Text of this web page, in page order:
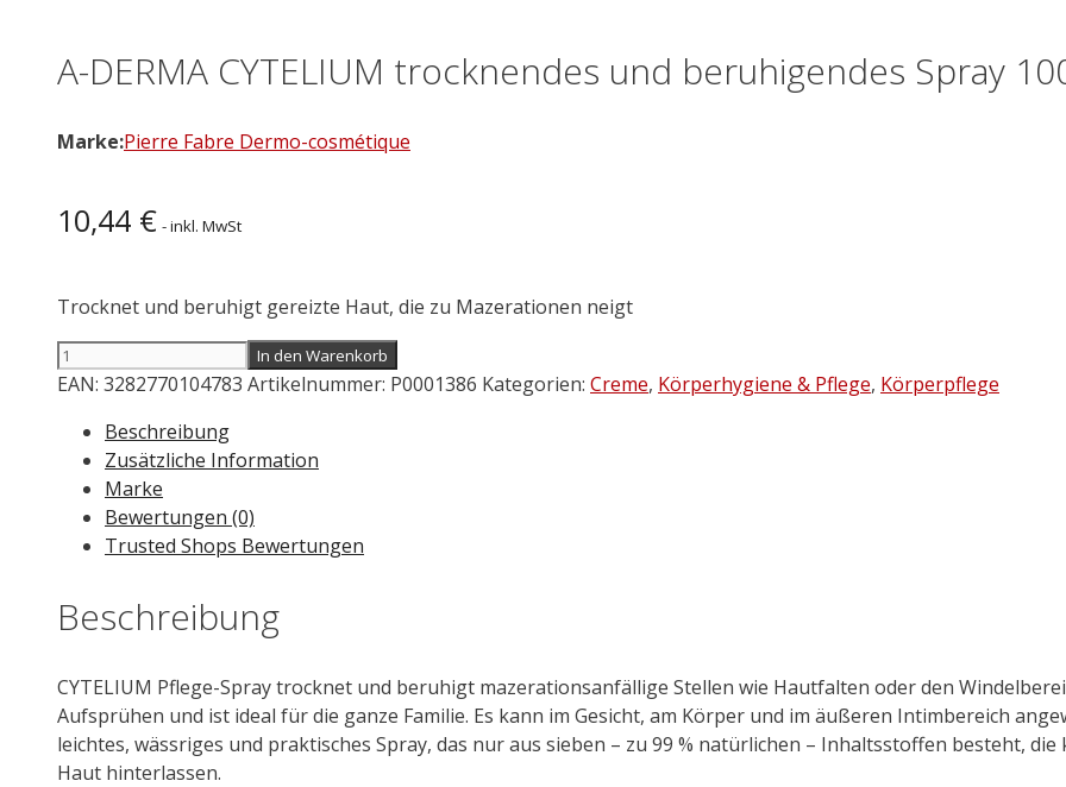
A-DERMA CYTELIUM trocknendes und beruhigendes Spray
Marke:Pierre Fabre Dermo-cosmétique
10,44 € - inkl. MwSt
Trocknet und beruhigt gereizte Haut, die zu Mazerationen neigt
A-
DERMA
trocknendes
und
beruhigendes
Spray
100
Menge
In den Warenkorb
EAN: 3282770104783 Artikelnummer: P0001386 Kategorien: Creme, Körperhygiene & Pflege, Körperpflege
Beschreibung
Zusätzliche Information
Marke
Bewertungen (0)
Trusted Shops Bewertungen
Beschreibung
CYTELIUM Pflege-Spray trocknet und beruhigt mazerationsanfällige Stellen wie Hautfalten oder den
Aufsprühen und ist ideal für die ganze Familie. Es kann im Gesicht, am Körper und im äußeren Intimbereich
leichtes, wässriges und praktisches Spray, das nur aus sieben – zu 99 % natürlichen – Inhaltsstoffen besteht,
Haut hinterlassen.